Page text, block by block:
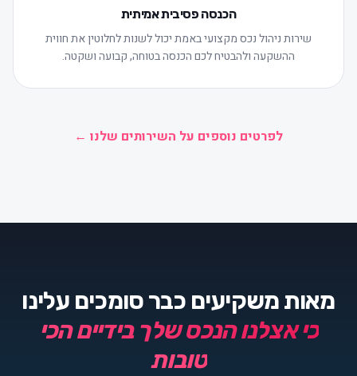
הכנסה פסיבית אמיתית
שירות ניהול נכס מקצועי באמת יכול לשנות לחלוטין את חווית
ההשקעה ולהבטיח לכם הכנסה בטוחה, קבועה ושקטה.
לפרטים נוספים על השירותים שלנו ←
מאות משקיעים כבר סומכים עלינו
כי אצלנו הנכס שלך בידיים הכי
טובות